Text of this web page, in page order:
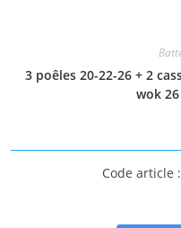
3 poêles 20-22-26 + 2
wok
Code article :